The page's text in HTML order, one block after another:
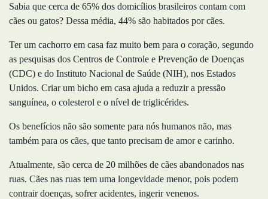
Sabia que cerca de 65% dos domicílios brasileiros contam com
cães ou gatos? Dessa média, 44% são habitados por cães.
Ter um cachorro em casa faz muito bem para o coração, segundo
as pesquisas dos Centros de Controle e Prevenção de Doenças
(CDC) e do Instituto Nacional de Saúde (NIH), nos Estados
Unidos. Criar um bicho em casa ajuda a reduzir a pressão
sanguínea, o colesterol e o nível de triglicérides.
Os benefícios não são somente para nós humanos não, mas
também para os cães, que tanto precisam de amor e carinho.
Atualmente, são cerca de 20 milhões de cães abandonados nas
ruas. Cães nas ruas tem uma longevidade menor, pois podem
contrair doenças, sofrer acidentes, ingerir venenos.